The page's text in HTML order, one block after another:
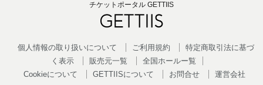
チケットポータル GETTIIS
個人情報の取り扱いについて ご利用規約
特定商取引法に基づ
く表示
販売元一覧
全国ホールー覧
Cookieについて
GETTIISについて お問合せ 運営会社